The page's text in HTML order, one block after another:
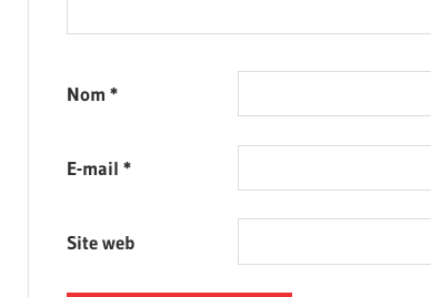
Nom *
E-mail *
Site web